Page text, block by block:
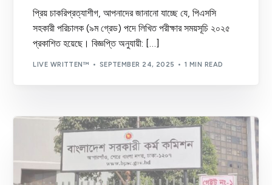
প্রিয় চাকরিপ্রত্যাশীগ, আপনাদের জানানো যাচ্ছে যে, পিএসসি
সহকারী পরিচালক (৯ম গ্রেড) পদে লিখিত পরীক্ষার সময়সূচি ২০২৫
প্রকাশিত হয়েছে। বিজ্ঞপ্তি অনুযায়ী: […]
LIVE WRITTEN™ SEPTEMBER 24, 2025 1 MIN READ